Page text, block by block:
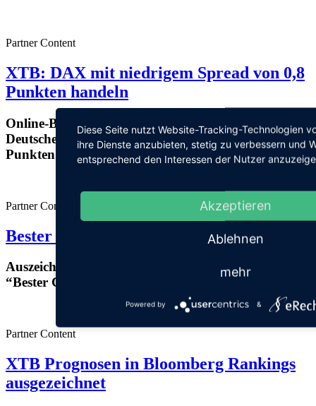
Partner Content
XTB: DAX mit niedrigem Spread von 0,8
Punkten handeln
Online-Broker XTB mit erweitertem Angebot: Den
Deutschen Leitindex mit einem Spread von 0,8
Punkten handeln
Partner Content
Bester CFD-Broker 2023
Auszeichnung für Online-Broker: XTB wird als
“Bester CFD-Broker 2023” ausgezeichnet
Partner Content
XTB Prognosen in Bloomberg Rankings
ausgezeichnet
Diese Seite nutzt Website-Tracking-Technologien
ihre Dienste anzubieten, stetig zu verbessern und
entsprechend den Interessen der Nutzer
Akzeptieren
Ablehnen
mehr
Powered by &